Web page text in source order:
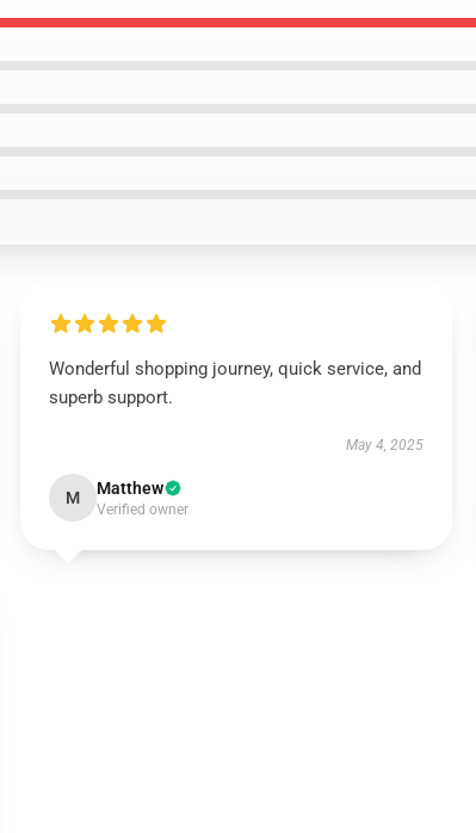
Wonderful shopping journey, quick service, and
superb support.
May 4, 2025
M Matthew
Verified owner